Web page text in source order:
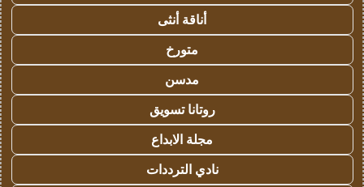
أناقة أنثى
متورخ
مدسن
روتانا تسويق
مجلة الابداع
نادي الترددات